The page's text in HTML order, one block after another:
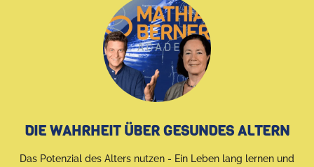
DIE WAHRHEIT ÜBER GESUNDES ALTERN
Das Potenzial des Alters nutzen - Ein Leben lang lernen und